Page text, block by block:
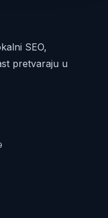
SEO,
pretvaraju u